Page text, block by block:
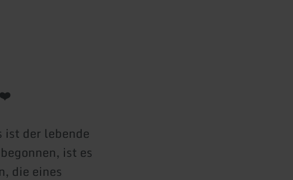
ist der lebende
ist es
die eines